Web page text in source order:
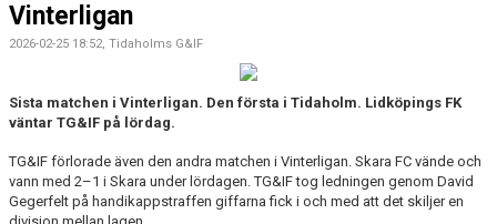
SOUVENIRER
GAMLA GIFFS TORSDAGSTRÄFFAR
MATCHER
CUPER ARBETSBESKRIVNING
Vinterligan
2026-02-25 18:52, Tidaholms G&IF
Sista matchen i Vinterligan. Den första i Tidaholm. Lidköpings FK
väntar TG&IF på lördag.
TG&IF förlorade även den andra matchen i Vinterligan. Skara FC vände och
vann med 2–1 i Skara under lördagen. TG&IF tog ledningen genom David
Gegerfelt på handikappstraffen giffarna fick i och med att det skiljer en